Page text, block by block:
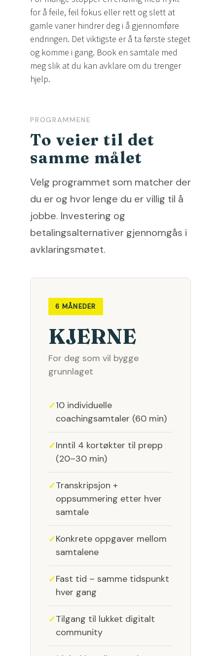
for å feile, feil fokus eller rett og slett at
gamle vaner hindrer deg i å gjennomføre
endringen. Det viktigste er å ta første steget
og komme i gang. Book en samtale med
meg slik at du kan avklare om du trenger
hjelp.
PROGRAMMENE
To veier til det
samme målet
Velg programmet som matcher der
du er og hvor lenge du er villig til å
jobbe. Investering og
betalingsalternativer gjennomgås i
avklaringsmøtet.
6 MÅNEDER
KJERNE
For deg som vil bygge
grunnlaget
10 individuelle
coachingsamtaler (60 min)
Inntil 4 kortøkter til prepp
(20–30 min)
Transkripsjon +
oppsummering etter hver
samtale
Konkrete oppgaver mellom
samtalene
Fast tid – samme tidspunkt
hver gang
Tilgang til lukket digitalt
community